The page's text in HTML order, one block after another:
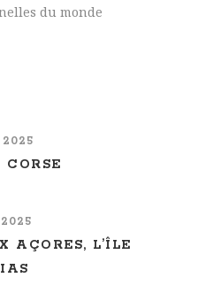
du monde
AÇORES, L’ÎLE